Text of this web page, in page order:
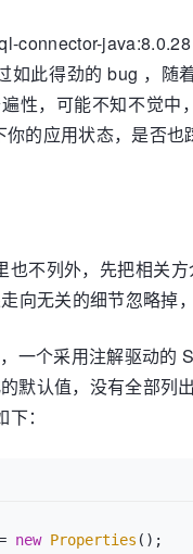
connector-
如此得劲的 bug ，
性，可能不知不觉
的应用状态，是否
不列外，先把相关
向无关的细节忽略掉
一个采用注解驱动的
默认值，没有全部列
：
new Properties ();